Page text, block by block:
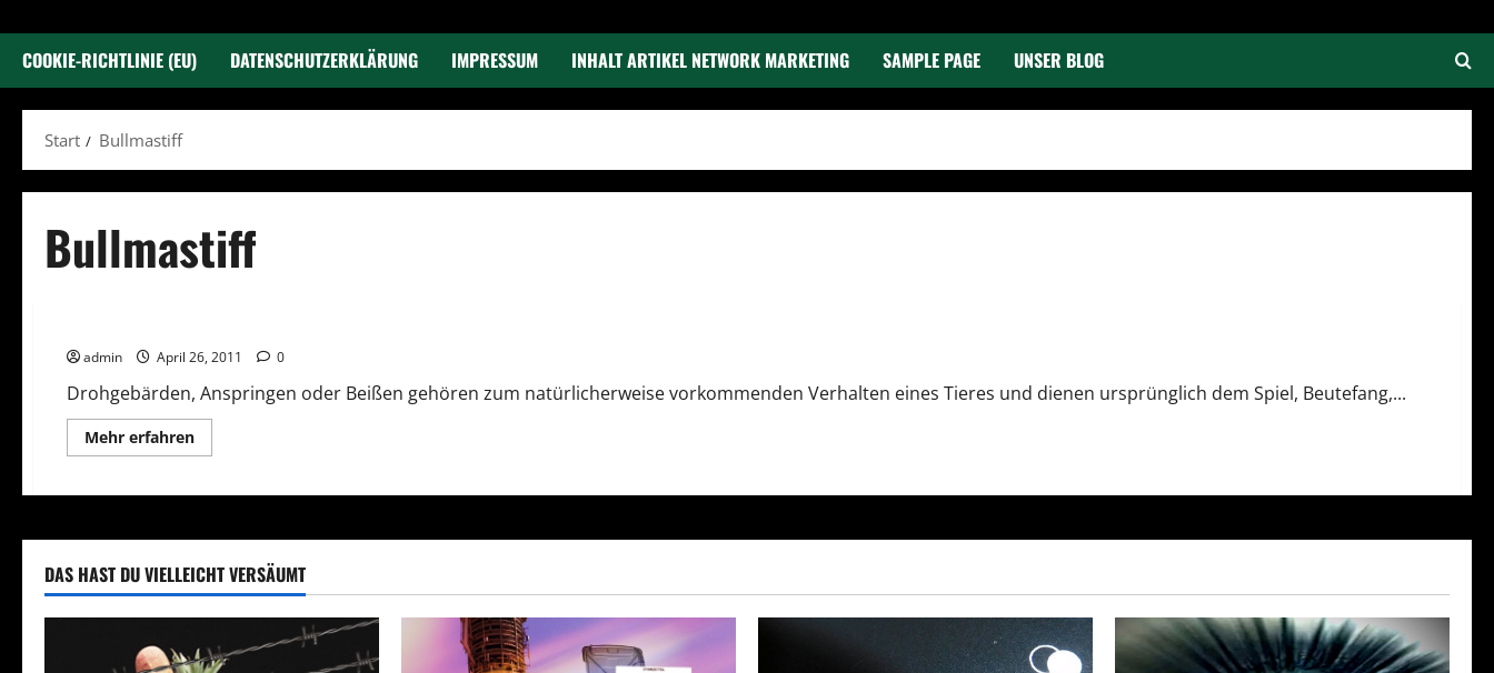
COOKIE-RICHTLINIE (EU) DATENSCHUTZERKLÄRUNG IMPRESSUM INHALT ARTIKEL NETWORK MARKETING SAMPLE PAGE UNSER BLOG
Start Bullmastiff
Bullmastiff
admin April 26, 2011 0
Drohgebärden, Anspringen oder Beißen gehören zum natürlicherweise vorkommenden Verhalten eines Tieres und dienen ursprünglich dem Spiel, Beutefang,...
Mehr erfahrenMehr
Informationen
DAS HAST DU VIELLEICHT VERSÄUMT